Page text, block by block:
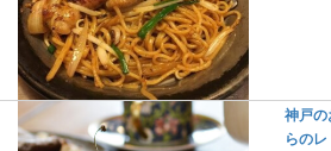
神戸
らの